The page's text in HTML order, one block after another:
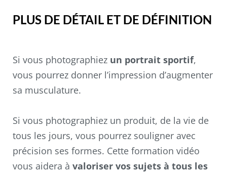
PLUS DE DÉTAIL ET DE DÉFINITION
Si vous photographiez un portrait sportif,
vous pourrez donner l’impression d’augmenter
sa musculature.
Si vous photographiez un produit, de la vie de
tous les jours, vous pourrez souligner avec
précision ses formes. Cette formation vidéo
vous aidera à valoriser vos sujets à tous les